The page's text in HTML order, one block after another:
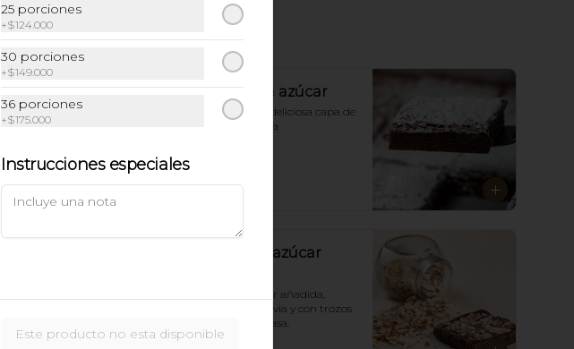
Brownie con azúcar
Brownie con una deliciosa capa de
azúcar pulverizada
$9.900
Brownie sin azúcar
Brownie sin azúcar añadida,
endulzado con stevia y con trozos
de nueces en la masa.
25 porciones
+$124.000
30 porciones
+$149.000
36 porciones
+$175.000
Instrucciones especiales
Este producto no esta disponible